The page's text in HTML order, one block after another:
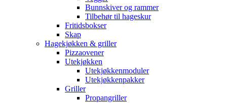
Bunnskiver og rammer
Tilbehør til hageskur
Fritidsbokser
Skap
Hagekjøkken & griller
Pizzaovener
Utekjøkken
Utekjøkkenmoduler
Utekjøkkenpakker
Griller
Propangriller